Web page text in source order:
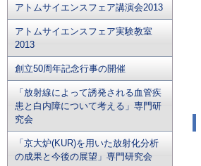
アトムサイエンスフェア講演会2013
アトムサイエンスフェア実験教室
2013
創立50周年記念行事の開催
「放射線によって誘発される血管疾
患と白内障について考える」専門研
究会
「京大炉(KUR)を用いた放射化分析
の成果と今後の展望」専門研究会